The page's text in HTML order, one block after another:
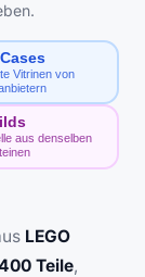
Vitrinen von
aus denselben
LEGO
Teile,